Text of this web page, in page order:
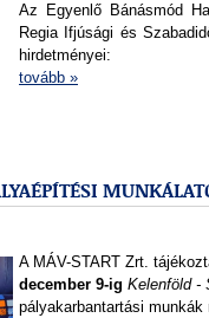
Az Egyenlő Bánásmód
Regia Ifjúsági és
hirdetményei:
tovább »
A MÁV-START Zrt.
december 9-ig Kelenföld -
pályakarbantartási